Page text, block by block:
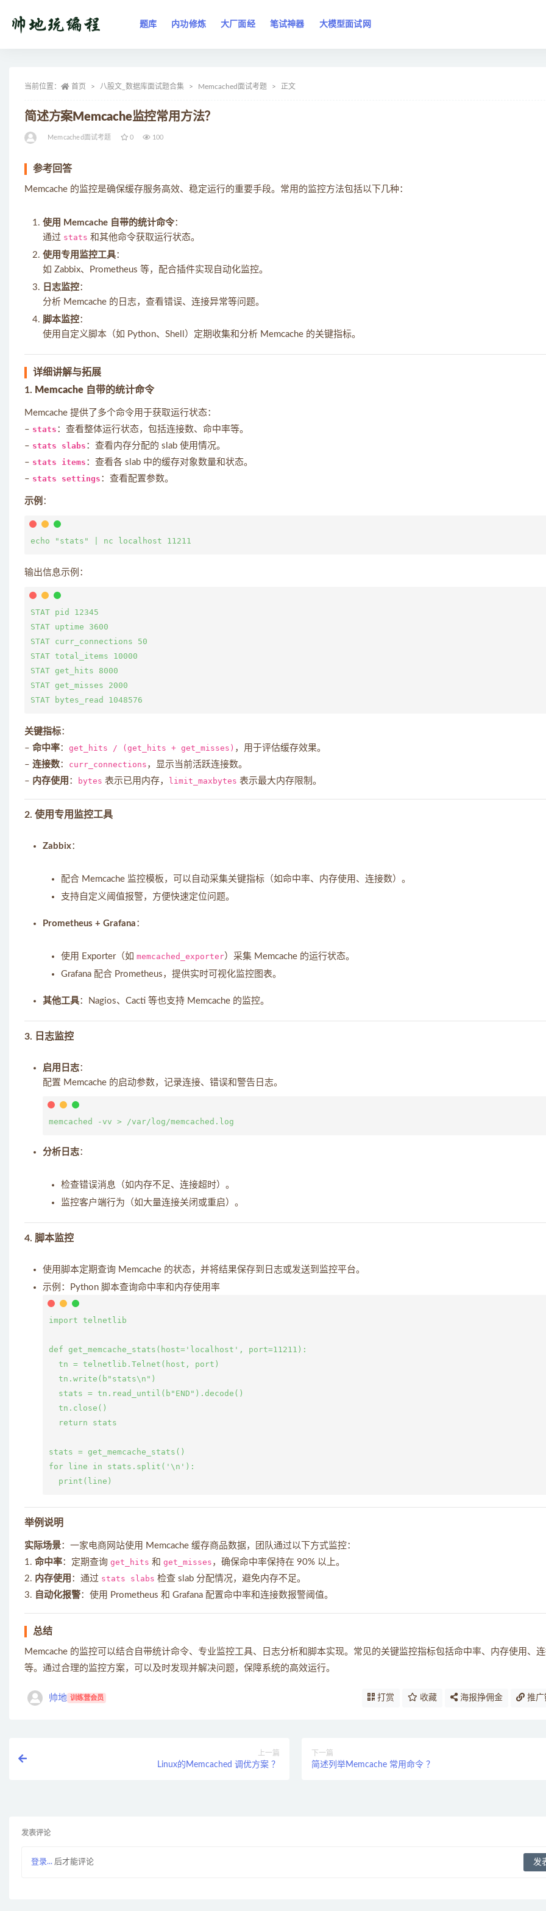
题库 内功修炼 大厂面经 笔试神器 大模型面试网
当前位置： 首页 八股文_数据库面试题合集 Memcached面试考题 正文
简述方案Memcache监控常用方法？
Memcached面试考题 0 100
参考回答
Memcache 的监控是确保缓存服务高效、稳定运行的重要手段。常用的监控方法包括以下几种：
使用 Memcache 自带的统计命令：
通过 stats 和其他命令获取运行状态。
使用专用监控工具：
如 Zabbix、Prometheus 等，配合插件实现自动化监控。
日志监控：
分析 Memcache 的日志，查看错误、连接异常等问题。
脚本监控：
使用自定义脚本（如 Python、Shell）定期收集和分析 Memcache 的关键指标。
详细讲解与拓展
1. Memcache 自带的统计命令
Memcache 提供了多个命令用于获取运行状态：
– stats ：查看整体运行状态，包括连接数、命中率等。
– stats slabs ：查看内存分配的 slab 使用情况。
– stats items ：查看各 slab 中的缓存对象数量和状态。
– stats settings ：查看配置参数。
示例 ：
输出信息示例：
STAT pid 12345
STAT uptime 3600
STAT curr_connections 50
STAT total_items 10000
STAT get_hits 8000
STAT get_misses 2000
关键指标：
– 命中率： get_hits / (get_hits + get_misses) ，用于评估缓存效果。
– 连接数： curr_connections ，显示当前活跃连接数。
– 内存使用 ： bytes 表示已用内存， limit_maxbytes 表示最大内存限制。
2. 使用专用监控工具
Zabbix：
配合 Memcache 监控模板，可以自动采集关键指标（如命中率、内存使用、连接数）。
支持自定义阈值报警，方便快速定位问题。
Prometheus + Grafana ：
使用 Exporter（如 memcached_exporter）采集 Memcache 的运行状态。
Grafana 配合 Prometheus，提供实时可视化监控图表。
其他工具：Nagios、Cacti 等也支持 Memcache 的监控。
3. 日志监控
启用日志：
配置 Memcache 的启动参数，记录连接、错误和警告日志。
分析日志：
检查错误消息（如内存不足、连接超时）。
监控客户端行为（如大量连接关闭或重启）。
4. 脚本监控
使用脚本定期查询 Memcache 的状态，并将结果保存到日志或发送到监控平台。
示例：Python 脚本查询命中率和内存使用率
import telnetlib
def get_memcache_stats(host='localhost', port=11211):
  tn = telnetlib.Telnet(host, port)
  tn.write(b"stats\n")
  stats = tn.read_until(b"END").decode()
  tn.close()
  return stats
stats = get_memcache_stats()
for line in stats.split('\n'):
举例说明
实际场景：一家电商网站使用 Memcache 缓存商品数据，团队通过以下方式监控：
1. 命中率：定期查询 get_hits 和 get_misses ，确保命中率保持在 90% 以上。
2. 内存使用 ：通过 stats slabs 检查 slab 分配情况，避免内存不足。
3. 自动化报警：使用 Prometheus 和 Grafana 配置命中率和连接数报警阈值。
总结
Memcache 的监控可以结合自带统计命令、专业监控工具、日志分析和脚本实现。常见的关键监控指标包括命中率、内存使用、
等。通过合理的监控方案，可以及时发现并解决问题，保障系统的高效运行。
帅地 训练营会员 打赏 收藏 海报挣佣金 推广
上一篇
Linux的Memcached 调优方案 ？
下一篇
简述列举Memcache 常用命令 ？
发表评论
登录... 后才能评论